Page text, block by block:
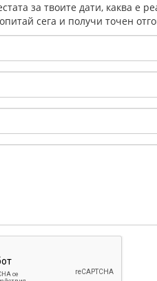
за твоите дати, каква е
сега и получи точен